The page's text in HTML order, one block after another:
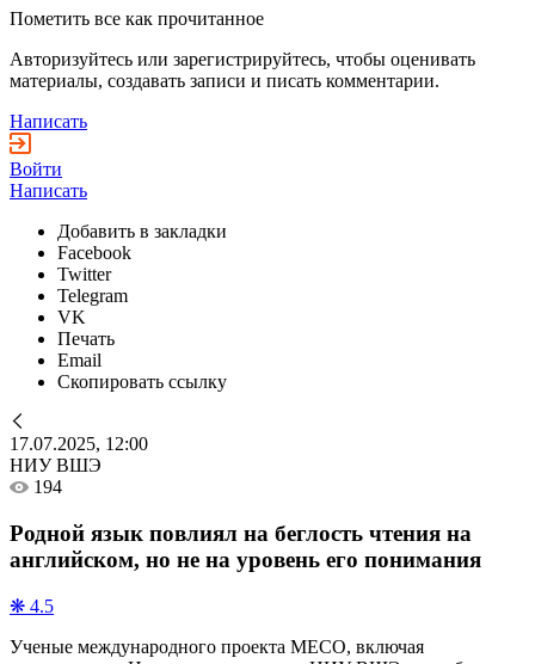
Пометить все как прочитанное
Авторизуйтесь или зарегистрируйтесь, чтобы оценивать
материалы, создавать записи и писать комментарии.
Написать
Войти
Написать
Добавить в закладки
Facebook
Twitter
Telegram
VK
Печать
Email
Скопировать ссылку
17.07.2025, 12:00
НИУ ВШЭ
194
Родной язык повлиял на беглость чтения на
английском, но не на уровень его понимания
❋ 4.5
Ученые международного проекта MECO, включая